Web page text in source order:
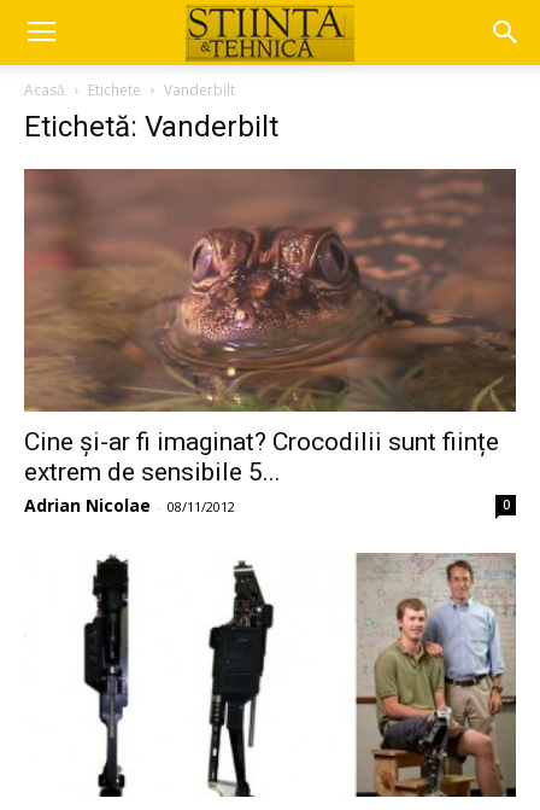
Acasă Etichete Vanderbilt
Etichetă: Vanderbilt
Cine și-ar fi imaginat? Crocodilii sunt ființe
extrem de sensibile 5...
Adrian Nicolae - 08/11/2012 0